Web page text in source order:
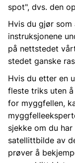
spot", dvs. den
Hvis du gjør
instruksjonene
på nettstedet
stedet ganske
Hvis du etter en
fleste triks uten
for myggfellen,
sjekke om du
satellittbilde av
prøver å